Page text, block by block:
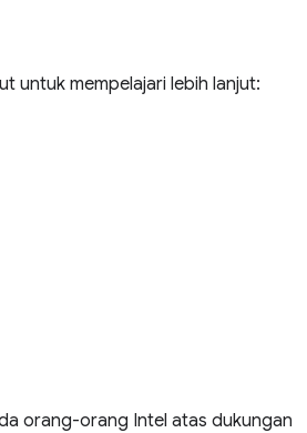
untuk mempelajari lebih lanjut:
orang-orang Intel atas dukungan